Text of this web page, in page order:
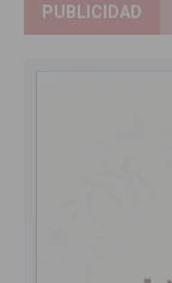
PUBLICIDAD